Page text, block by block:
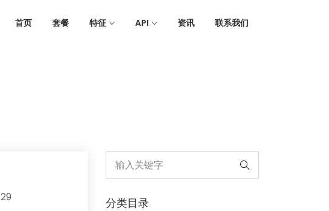
首页 套餐 特征 API 资讯 联系我们
分类目录